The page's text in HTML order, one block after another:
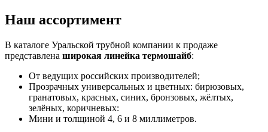
Наш ассортимент
В каталоге Уральской трубной компании к продаже
представлена широкая линейка термошайб:
От ведущих российских производителей;
Прозрачных универсальных и цветных: бирюзовых,
гранатовых, красных, синих, бронзовых, жёлтых,
зелёных, коричневых:
Мини и толщиной 4, 6 и 8 миллиметров.